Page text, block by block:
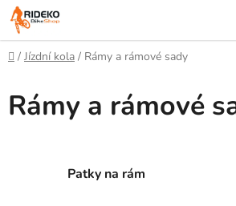
Přejít
na
obsah
Domů
/ Jízdní kola / Rámy a rámové sady
Rámy a rámové
Patky na rám